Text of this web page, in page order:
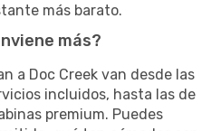
más barato.
más?
a Doc Creek van desde las
incluidos, hasta las de
premium. Puedes